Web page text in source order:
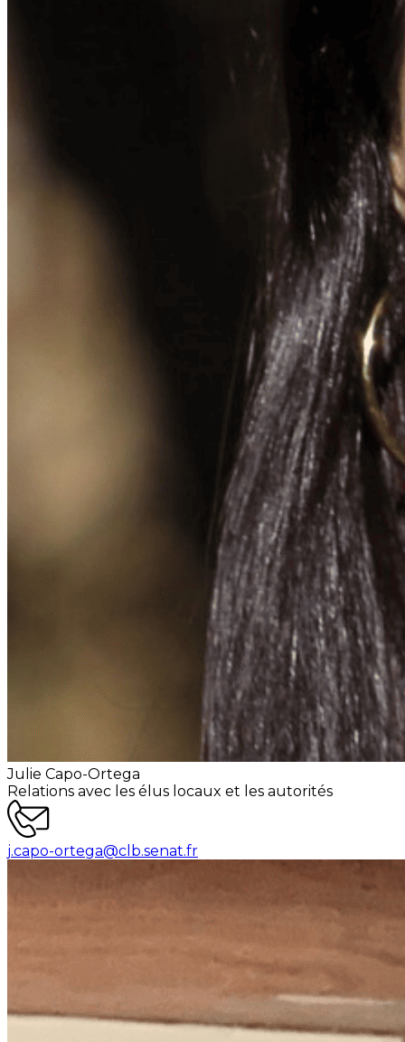
Julie Capo-Ortega
Relations avec les élus locaux et les autorités
j.capo-ortega@clb.senat.fr